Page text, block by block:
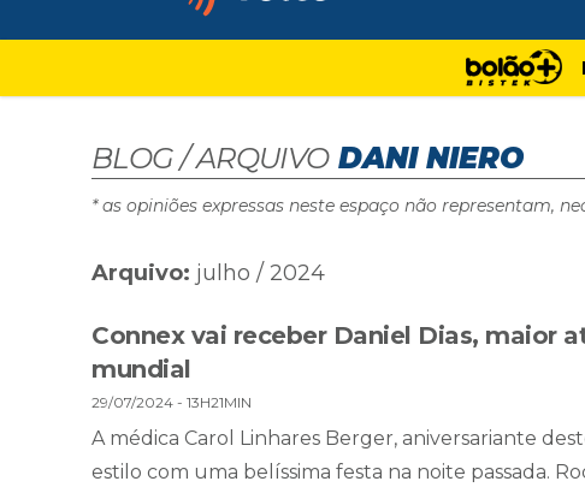
BLOG / ARQUIVO DANI NIERO
* as opiniões expressas neste espaço não representam,
Arquivo: julho / 2024
Connex vai receber Daniel Dias, maior
mundial
29/07/2024 - 13H21MIN
A médica Carol Linhares Berger, aniversariante
estilo com uma belíssima festa na noite passada.